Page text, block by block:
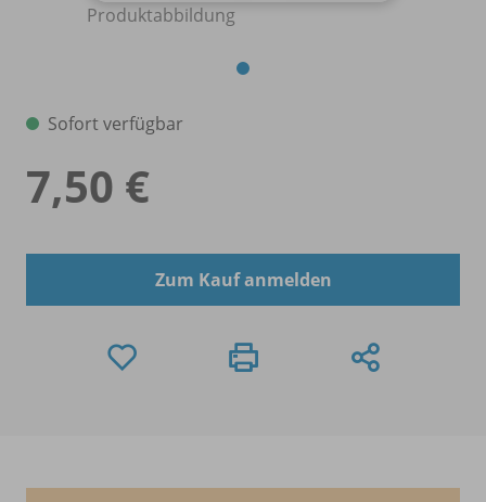
Produktabbildung
Sofort verfügbar
7,50 €
Zum Kauf anmelden